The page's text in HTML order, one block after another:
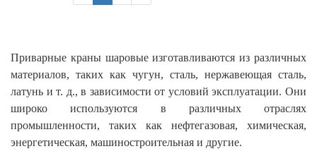
Приварные краны шаровые изготавливаются из различных
материалов, таких как чугун, сталь, нержавеющая сталь,
латунь и т. д., в зависимости от условий эксплуатации. Они
широко используются в различных отраслях
промышленности, таких как нефтегазовая, химическая,
энергетическая, машиностроительная и другие.